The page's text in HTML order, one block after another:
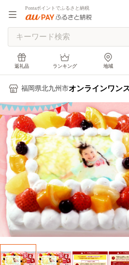
Pontaポイントでふるさと納税
返礼品 ランキング 地域
福岡県北九州市オンラインワン